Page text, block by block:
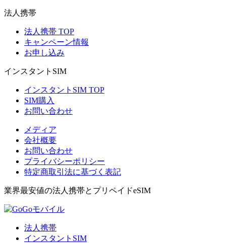
法人携帯
法人携帯 TOP
キャンペーン情報
お申し込み
インスタントSIM
インスタントSIM TOP
SIM購入
お問い合わせ
メディア
会社概要
お問い合わせ
プライバシーポリシー
特定商取引法に基づく表記
業界最安値の法人携帯とプリペイドeSIM
法人携帯
インスタントSIM